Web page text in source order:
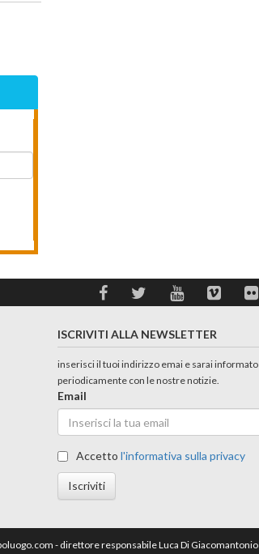
ISCRIVITI ALLA NEWSLETTER
inserisci il tuoi indirizzo emai e sarai informato
periodicamente con le nostre notizie.
Email
Accettol'informativa sulla privacy
Iscriviti
- direttore responsabile Luca Di Giacomantonio